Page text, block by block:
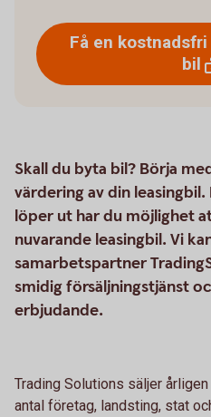
Få en
bil
Skall du byta bil? Börja
värdering av din
löper ut har du möjlighet
nuvarande leasingbil. Vi
samarbetspartner
smidig försäljningstjänst
erbjudande.
Trading Solutions säljer
antal företag, landsting, stat